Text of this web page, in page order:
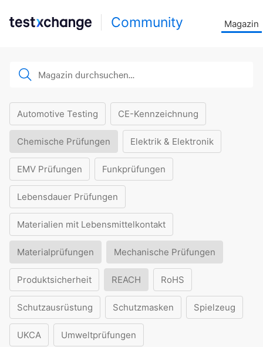
Community Magazin
Automotive Testing CE-Kennzeichnung
Chemische Prüfungen Elektrik & Elektronik
EMV Prüfungen Funkprüfungen
Lebensdauer Prüfungen
Materialien mit Lebensmittelkontakt
Materialprüfungen Mechanische Prüfungen
Produktsicherheit REACH RoHS
Schutzausrüstung Schutzmasken Spielzeug
UKCA Umweltprüfungen